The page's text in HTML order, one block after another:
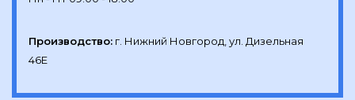
Производство: г. Нижний Новгород, ул. Дизельная
46Е